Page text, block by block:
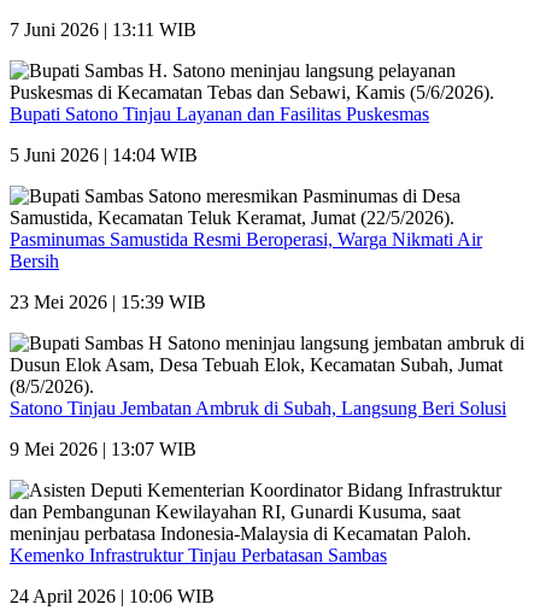
7 Juni 2026 | 13:11 WIB
Bupati Satono Tinjau Layanan dan Fasilitas Puskesmas
5 Juni 2026 | 14:04 WIB
Pasminumas Samustida Resmi Beroperasi, Warga Nikmati Air
Bersih
23 Mei 2026 | 15:39 WIB
Satono Tinjau Jembatan Ambruk di Subah, Langsung Beri Solusi
9 Mei 2026 | 13:07 WIB
Kemenko Infrastruktur Tinjau Perbatasan Sambas
24 April 2026 | 10:06 WIB